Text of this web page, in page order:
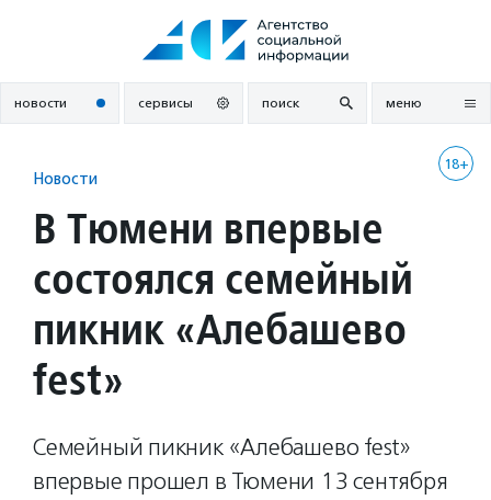
новости сервисы поиск меню
18+
Новости
В Тюмени впервые
состоялся семейный
пикник «Алебашево
fest»
Семейный пикник «Алебашево fest»
впервые прошел в Тюмени 13 сентября